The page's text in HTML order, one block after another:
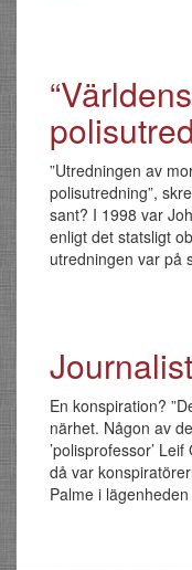
”Utredningen av
polisutredning”,
sant? I 1998 var
enligt det statsligt
utredningen var
En konspiration?
närhet. Någon av
’polisprofessor’
då var
Palme i